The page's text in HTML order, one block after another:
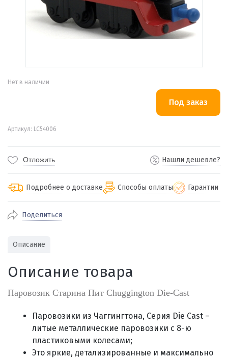
Нет в наличии
Артикул: LC54006
Отложить Нашли дешевле?
Подробнее о доставке
По Екатеринбургу бесплатная
Отправляем во все регионы России
службами Пэк, Кит, Луч, Сдэк, Озон
доставка, Почта РФ или любой другой
Способы оплаты
Через СБП при получении (для
Екатеринбурга и близлежащих
городов)
Оплата по счету для юридических лиц
Гарантии
Поделиться
Описание
Описание товара
Паровозик Старина Пит Chuggington Die-Cast
Паровозики из Чаггингтона, Серия Die Cast –
литые металлические паровозики с 8-ю
пластиковыми колесами;
Это яркие, детализированные и максимально